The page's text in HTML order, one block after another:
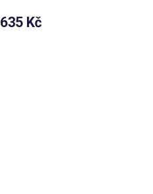
635 Kč